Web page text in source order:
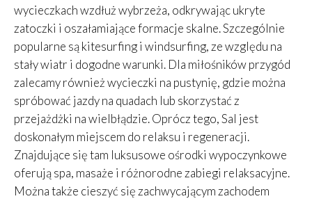
wycieczkach wzdłuż wybrzeża, odkrywając ukryte
zatoczki i oszałamiające formacje skalne. Szczególnie
popularne są kitesurfing i windsurfing, ze względu na
stały wiatr i dogodne warunki. Dla miłośników przygód
zalecamy również wycieczki na pustynię, gdzie można
spróbować jazdy na quadach lub skorzystać z
przejażdżki na wielbłądzie. Oprócz tego, Sal jest
doskonałym miejscem do relaksu i regeneracji.
Znajdujące się tam luksusowe ośrodki wypoczynkowe
oferują spa, masaże i różnorodne zabiegi relaksacyjne.
Można także cieszyć się zachwycającym zachodem